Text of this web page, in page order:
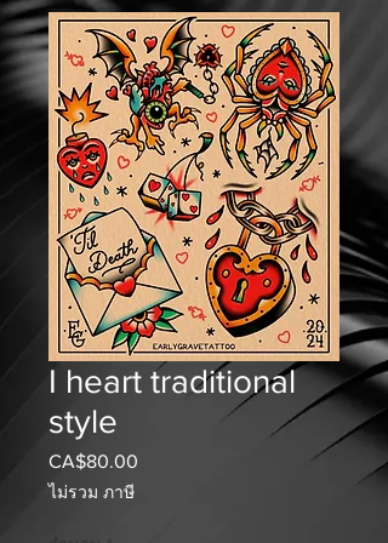
I heart traditional
style
CA$80.00
ไม่รวม ภาษี